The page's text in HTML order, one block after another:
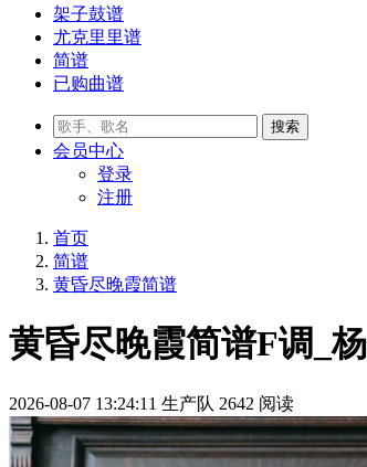
架子鼓谱
尤克里里谱
简谱
已购曲谱
会员中心
登录
注册
首页
简谱
黄昏尽晚霞简谱
黄昏尽晚霞简谱F调_
2026-08-07 13:24:11 生产队 2642 阅读